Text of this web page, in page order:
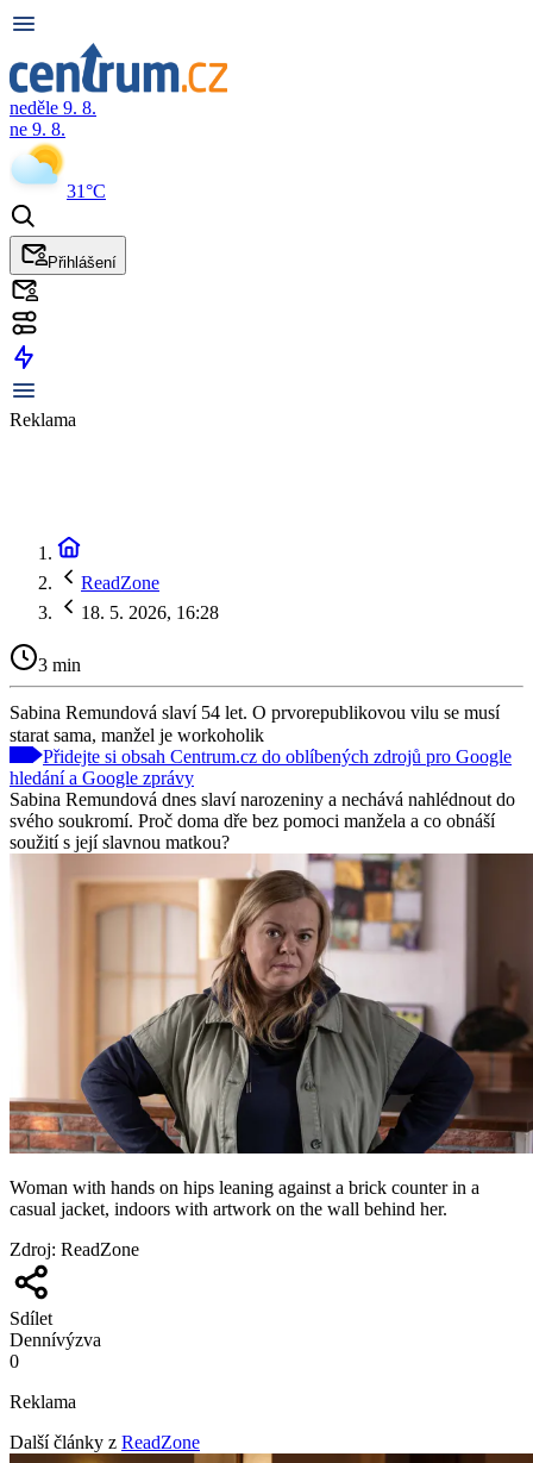
neděle 9. 8.
ne 9. 8.
31°C
Přihlášení
Reklama
ReadZone
18. 5. 2026, 16:28
3 min
Sabina Remundová slaví 54 let. O prvorepublikovou vilu se musí
starat sama, manžel je workoholik
Přidejte si obsah Centrum.cz do oblíbených zdrojů pro Google
hledání a Google zprávy
Sabina Remundová dnes slaví narozeniny a nechává nahlédnout do
svého soukromí. Proč doma dře bez pomoci manžela a co obnáší
soužití s její slavnou matkou?
Woman with hands on hips leaning against a brick counter in a
casual jacket, indoors with artwork on the wall behind her.
Zdroj: ReadZone
Sdílet
Dennívýzva
0
Reklama
Další články z ReadZone